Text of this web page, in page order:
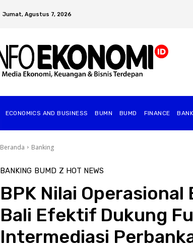
Jumat, Agustus 7, 2026
ECONOMICS AND BUSINESS BUMN BUMD FINANCE
Beranda Banking
BANKING BUMD Z HOT NEWS
BPK Nilai Operasional
Bali Efektif Dukung
Intermediasi